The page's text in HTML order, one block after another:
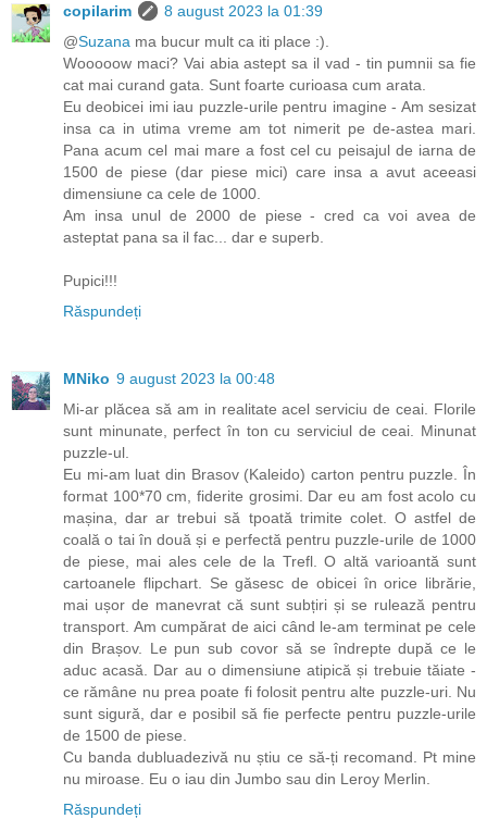
copilarim
8 august 2023 la 01:39
@Suzana ma bucur mult ca iti place :).
Wooooow maci? Vai abia astept sa il vad - tin pumnii sa fie
cat mai curand gata. Sunt foarte curioasa cum arata.
Eu deobicei imi iau puzzle-urile pentru imagine - Am sesizat
insa ca in utima vreme am tot nimerit pe de-astea mari.
Pana acum cel mai mare a fost cel cu peisajul de iarna de
1500 de piese (dar piese mici) care insa a avut aceeasi
dimensiune ca cele de 1000.
Am insa unul de 2000 de piese - cred ca voi avea de
asteptat pana sa il fac... dar e superb.
Pupici!!!
Răspundeți
MNiko 9 august 2023 la 00:48
Mi-ar plăcea să am in realitate acel serviciu de ceai. Florile
sunt minunate, perfect în ton cu serviciul de ceai. Minunat
puzzle-ul.
Eu mi-am luat din Brasov (Kaleido) carton pentru puzzle. În
format 100*70 cm, fiderite grosimi. Dar eu am fost acolo cu
mașina, dar ar trebui să tpoată trimite colet. O astfel de
coală o tai în două și e perfectă pentru puzzle-urile de 1000
de piese, mai ales cele de la Trefl. O altă varioantă sunt
cartoanele flipchart. Se găsesc de obicei în orice librărie,
mai ușor de manevrat că sunt subțiri și se rulează pentru
transport. Am cumpărat de aici când le-am terminat pe cele
din Brașov. Le pun sub covor să se îndrepte după ce le
aduc acasă. Dar au o dimensiune atipică și trebuie tăiate -
ce rămâne nu prea poate fi folosit pentru alte puzzle-uri. Nu
sunt sigură, dar e posibil să fie perfecte pentru puzzle-urile
de 1500 de piese.
Cu banda dubluadezivă nu știu ce să-ți recomand. Pt mine
nu miroase. Eu o iau din Jumbo sau din Leroy Merlin.
Răspundeți